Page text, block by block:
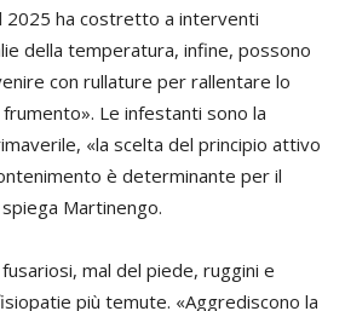
2025 ha costretto a interventi
della temperatura, infine, possono
con rullature per rallentare lo
Le infestanti sono la
«la scelta del principio attivo
è determinante per il
Martinengo.
mal del piede, ruggini e
più temute. «Aggrediscono la